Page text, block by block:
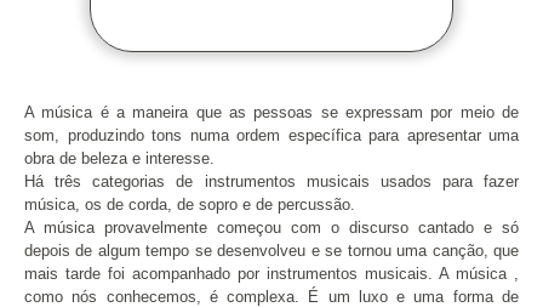
A música é a maneira que as pessoas se expressam por meio de
som, produzindo tons numa ordem específica para apresentar uma
obra de beleza e interesse.
Há três categorias de instrumentos musicais usados para fazer
música, os de corda, de sopro e de percussão.
A música provavelmente começou com o discurso cantado e só
depois de algum tempo se desenvolveu e se tornou uma canção, que
mais tarde foi acompanhado por instrumentos musicais. A música ,
como nós conhecemos, é complexa. É um luxo e uma forma de